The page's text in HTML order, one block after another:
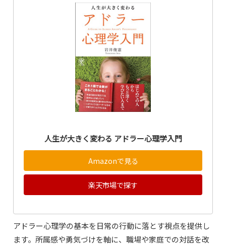
人生が大きく変わる アドラー心理学入門
Amazonで見る
楽天市場で探す
アドラー心理学の基本を日常の行動に落とす視点を提供し
ます。所属感や勇気づけを軸に、職場や家庭での対話を改